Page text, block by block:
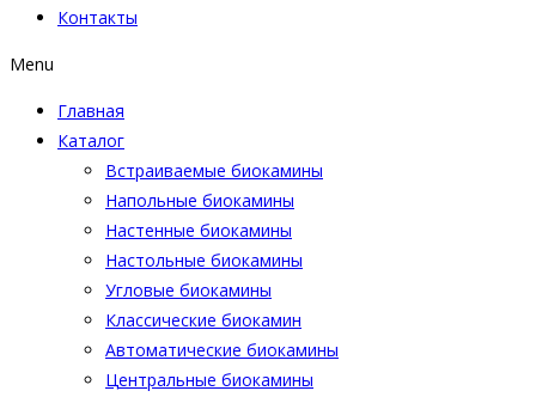
Контакты
Menu
Главная
Каталог
Встраиваемые биокамины
Напольные биокамины
Настенные биокамины
Настoльные биокамины
Угловые биокамины
Классические биокамин
Автоматические биокамины
Центральные биокамины